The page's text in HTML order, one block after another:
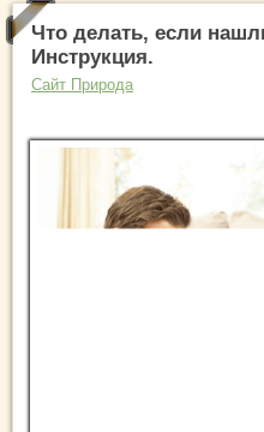
Что делать, если
Инструкция.
Сайт Природа